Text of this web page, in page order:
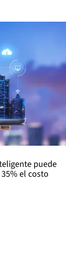
puede
el costo